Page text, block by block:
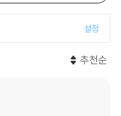
설정
추천순